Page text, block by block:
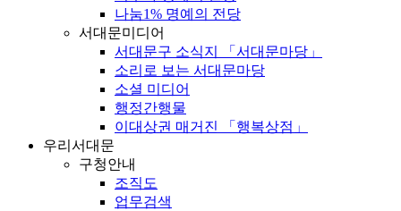
나눔1% 명예의 전당
서대문미디어
서대문구 소식지 「서대문마당」
소리로 보는 서대문마당
소셜 미디어
행정간행물
이대상권 매거진 「행복상점」
우리서대문
구청안내
조직도
업무검색